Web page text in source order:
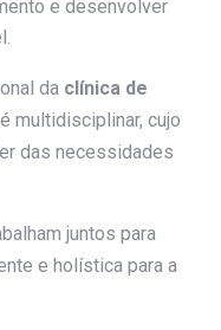
e desenvolver
da clínica de
é multidisciplinar, cujo
das necessidades
juntos para
e holística para a